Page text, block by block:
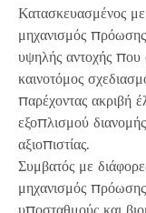
Κατασκευασμένος με
μηχανισμός
υψηλής αντοχής που
καινοτόμος
παρέχοντας ακριβή
εξοπλισμού
αξιοπιστίας.
Συμβατός με
μηχανισμός πρόωσης